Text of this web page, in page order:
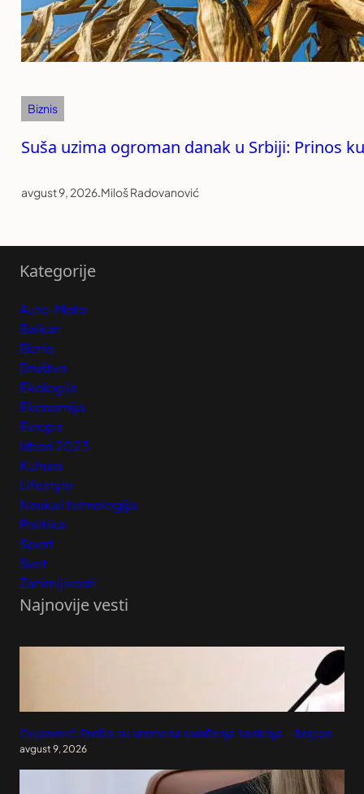
Biznis
Suša uzima ogroman danak u Srbiji: Prinos
avgust 9, 2026.Miloš Radovanović
Kategorije
Auto-Moto
Balkan
Biznis
Društvo
Ekologija
Ekonomija
Evropa
Izbori 2023
Kultura
Lifestyle
Nauka i tehnologija
Politika
Sport
Svet
Zanimljivosti
Najnovije vesti
Cvijanović: Prošla su vremena uvođenja sankcija – Region
avgust 9, 2026